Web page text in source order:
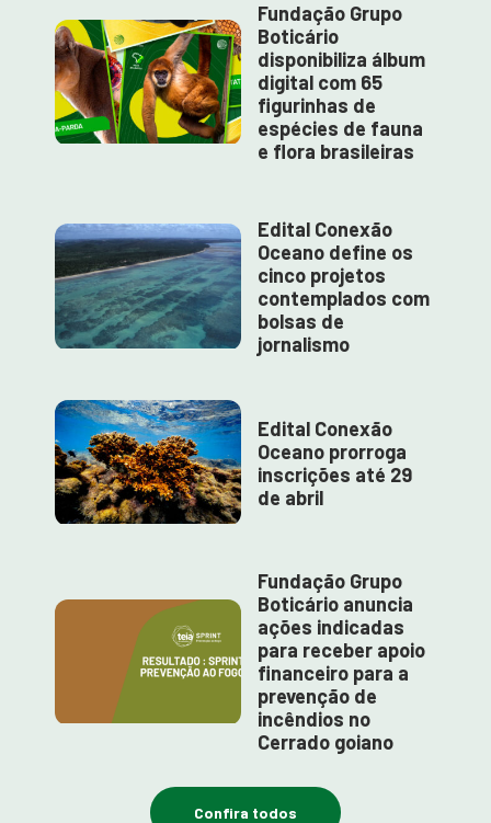
Fundação Grupo
Boticário
disponibiliza álbum
digital com 65
figurinhas de
espécies de fauna
e flora brasileiras
Edital Conexão
Oceano define os
cinco projetos
contemplados com
bolsas de
jornalismo
Edital Conexão
Oceano prorroga
inscrições até 29
de abril
Fundação Grupo
Boticário anuncia
ações indicadas
para receber apoio
financeiro para a
prevenção de
incêndios no
Cerrado goiano
Confira todos